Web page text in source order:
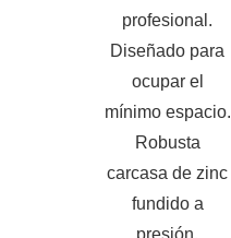
profesional.
Diseñado para
ocupar el
mínimo espacio.
Robusta
carcasa de zinc
fundido a
presión,